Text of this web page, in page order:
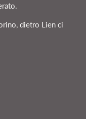
dietro Lien ci